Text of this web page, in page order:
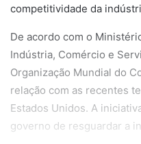
competitividade da
De acordo com o
Indústria, Comércio e
Organização Mundial do
relação com as recentes
Estados Unidos. A
governo de resguardar a